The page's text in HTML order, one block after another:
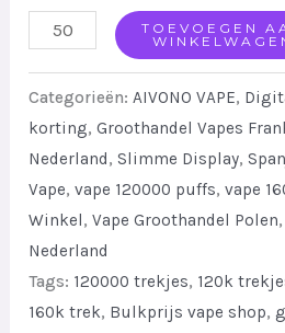
AIVONO
In
1
Electronic
Hookah
Vape
Multi
Flavor
TOEVOEGEN
Categorieën:AIVONO VAPE,
korting,Groothandel Vapes
Nederland,Slimme Display,
Vape,vape 120000 puffs,vape
Winkel,Vape Groothandel Polen
Nederland
Tags: 120000 trekjes, 120k
160k trek, Bulkprijs vape shop,